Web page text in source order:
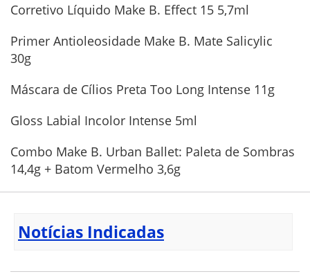
Corretivo Líquido Make B. Effect 15 5,7ml
Primer Antioleosidade Make B. Mate Salicylic
30g
Máscara de Cílios Preta Too Long Intense 11g
Gloss Labial Incolor Intense 5ml
Combo Make B. Urban Ballet: Paleta de Sombras
14,4g + Batom Vermelho 3,6g
Notícias Indicadas